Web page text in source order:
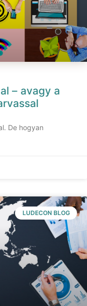
– avagy a
De hogyan
LUDECON BLOG